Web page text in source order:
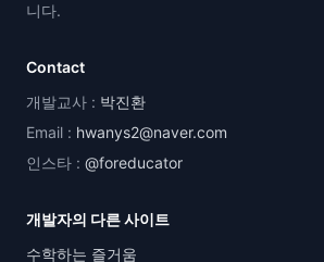
니다.
Contact
개발교사 : 박진환
Email : hwanys2@naver.com
인스타 : @foreducator
개발자의 다른 사이트
수학하는 즐거움